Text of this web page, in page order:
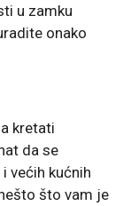
u zamku
onako
kretati
da se
većih kućnih
što vam je